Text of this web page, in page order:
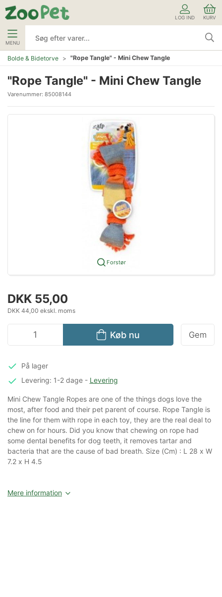
LOG IND KURV
MENU
Bolde & Bidetorve "Rope Tangle" - Mini Chew Tangle
"Rope Tangle" - Mini Chew Tangle
Varenummer: 85008144
Forstør
DKK 55,00
DKK 44,00 ekskl. moms
Køb nu Gem
På lager
Levering: 1-2 dage- Levering
Mini Chew Tangle Ropes are one of the things dogs love the
most, after food and their pet parent of course. Rope Tangle is
the line for them with rope in each toy, they are the real deal to
chew on for hours. Did you know that chewing on rope had
some dental benefits for dog teeth, it removes tartar and
bacteria that are the cause of bad breath. Size (Cm) : L 28 x W
7.2 x H 4.5
Mere information